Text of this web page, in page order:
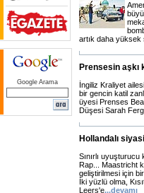
Google Arama
artık daha
Prensesin aşkı
İngiliz Kraliyet
bir gencin katil
üyesi Prenses
Düşesi Sarah
Hollandalı
Sınırlı
Rap... Maastricht
geliştirilmesi için
İki yüzlü olma,
Leers'e...devamı